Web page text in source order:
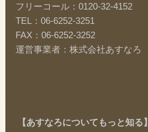
フリーコール：0120-32-4152
TEL：06-6252-3251
FAX：06-6252-3252
運営事業者：株式会社あすなろ
【あすなろについてもっと知る】